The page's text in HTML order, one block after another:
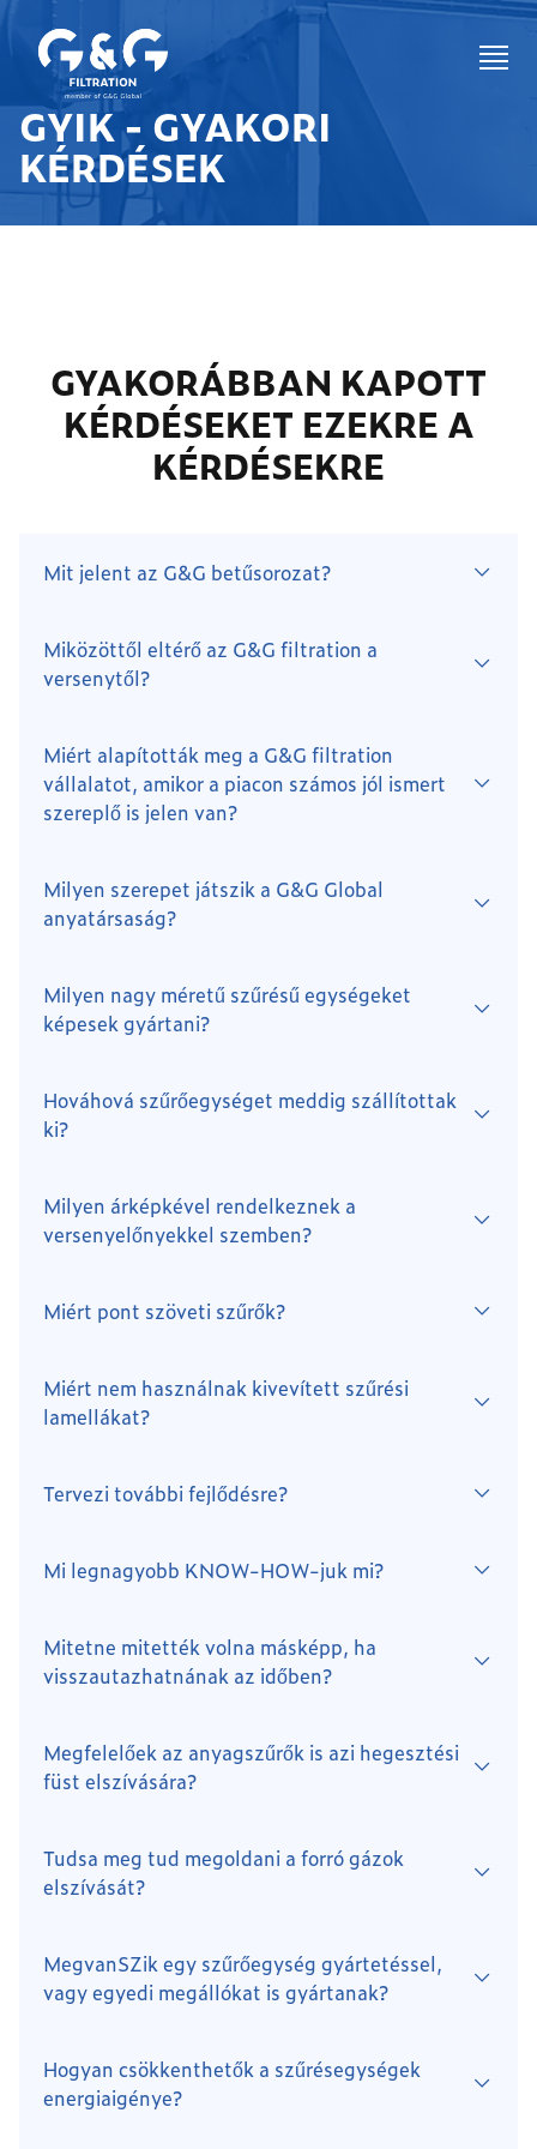
GYIK - GYAKORI
KÉRDÉSEK
GYAKORÁBBAN KAPOTT
KÉRDÉSEKET EZEKRE A
KÉRDÉSEKRE
Mit jelent az G&G betűsorozat?
Miközöttől eltérő az G&G filtration a
versenytől?
Miért alapították meg a G&G filtration
vállalatot, amikor a piacon számos jól ismert
szereplő is jelen van?
Milyen szerepet játszik a G&G Global
anyatársaság?
Milyen nagy méretű szűrésű egységeket
képesek gyártani?
Hováhová szűrőegységet meddig szállítottak
ki?
Milyen árképkével rendelkeznek a
versenyelőnyekkel szemben?
Miért pont szöveti szűrők?
Miért nem használnak kivevített szűrési
lamellákat?
Tervezi további fejlődésre?
Mi legnagyobb KNOW-HOW-juk mi?
Mitetne mitették volna másképp, ha
visszautazhatnának az időben?
Megfelelőek az anyagszűrők is azi hegesztési
füst elszívására?
Tudsa meg tud megoldani a forró gázok
elszívását?
MegvanSZik egy szűrőegység gyártetéssel,
vagy egyedi megállókat is gyártanak?
Hogyan csökkenthetők a szűrésegységek
energiaigénye?